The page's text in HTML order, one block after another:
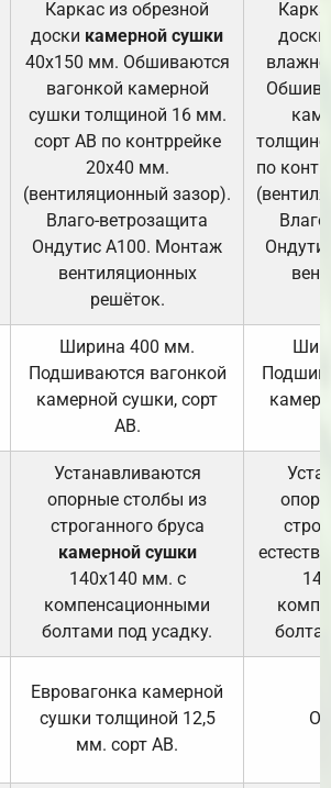
Каркас из обрезной
доски камерной сушки
40х150 мм. Обшиваются
вагонкой камерной
сушки толщиной 16 мм.
сорт АВ по контррейке
20х40 мм.
(вентиляционный зазор).
Влаго-ветрозащита
Ондутис А100. Монтаж
вентиляционных
решёток.
доски
по
Ширина 400 мм.
Подшиваются вагонкой
камерной сушки, сорт
АВ.
Устанавливаются
опорные столбы из
строганного бруса
камерной сушки
140х140 мм. с
компенсационными
болтами под усадку.
Евровагонка камерной
сушки толщиной 12,5
мм. сорт АВ.